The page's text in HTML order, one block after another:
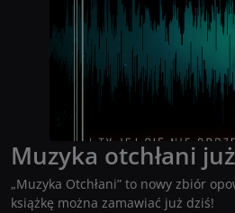
Muzyka otchłani
„Muzyka Otchłani” to nowy zbiór
książkę można zamawiać już dziś!